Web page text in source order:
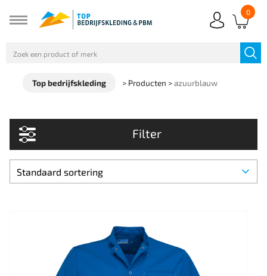
0
Top bedrijfskleding > Producten >azuurblauw
Filter